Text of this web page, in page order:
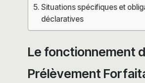
Situations spécifiques et
déclaratives
Le fonctionnement
Prélèvement